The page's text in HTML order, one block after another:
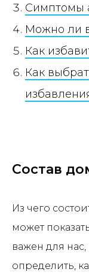
Симптомы
Можно ли
Как
Как
Состав
Из чего
может
важен для
определить,